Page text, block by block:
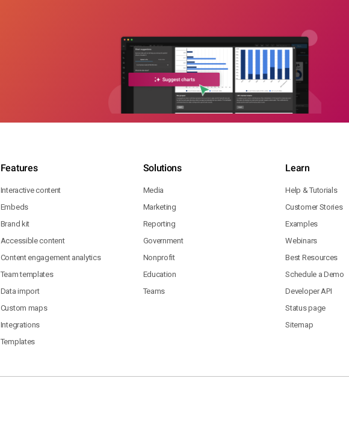
Features
Interactive content
Embeds
Brand kit
Accessible content
Content engagement analytics
Team templates
Data import
Custom maps
Integrations
Templates
Solutions
Media
Marketing
Reporting
Government
Nonprofit
Education
Teams
Learn
Help & Tutorials
Customer Stories
Examples
Webinars
Best Resources
Schedule a Demo
Developer API
Status page
Sitemap